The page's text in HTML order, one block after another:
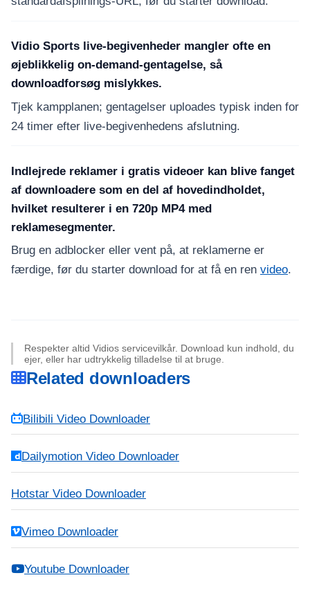
Vidio Sports live-begivenheder mangler ofte en
øjeblikkelig on-demand-gentagelse, så
downloadforsøg mislykkes.
Tjek kampplanen; gentagelser uploades typisk inden for
24 timer efter live-begivenhedens afslutning.
Indlejrede reklamer i gratis videoer kan blive fanget
af downloadere som en del af hovedindholdet,
hvilket resulterer i en 720p MP4 med
reklamesegmenter.
Brug en adblocker eller vent på, at reklamerne er
færdige, før du starter download for at få en ren video.
Respekter altid Vidios servicevilkår. Download kun indhold, du
ejer, eller har udtrykkelig tilladelse til at bruge.
Related downloaders
Bilibili Video Downloader
Dailymotion Video Downloader
Hotstar Video Downloader
Vimeo Downloader
Youtube Downloader